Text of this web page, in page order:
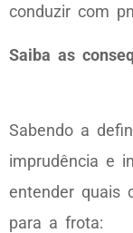
conduzir com
Saiba as
Sabendo a
imprudência e
entender quais
para a frota: